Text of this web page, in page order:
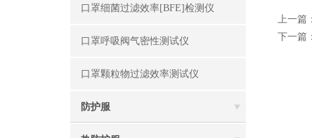
口罩细菌过滤效率[BFE]检测仪
口罩呼吸阀气密性测试仪
口罩颗粒物过滤效率测试仪
防护服
上一篇：
下一篇：